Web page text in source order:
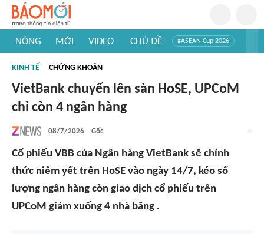
NÓNG MỚI VIDEO CHỦ ĐỀ #ASEAN Cup 2026
#Khám phá thế giới
KINH TẾ CHỨNG KHOÁN
VietBank chuyển lên sàn HoSE, UPCoM
chỉ còn 4 ngân hàng
08/7/2026 Gốc
Cổ phiếu VBB của Ngân hàng VietBank sẽ chính
thức niêm yết trên HoSE vào ngày 14/7, kéo số
lượng ngân hàng còn giao dịch cổ phiếu trên
UPCoM giảm xuống 4 nhà băng .